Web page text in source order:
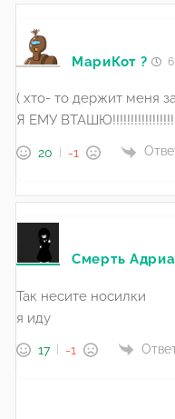
МариКот ?
( хто- то держит меня
Я ЕМУ
20 -1
Смерть
Так несите носилки
я иду
17 -1